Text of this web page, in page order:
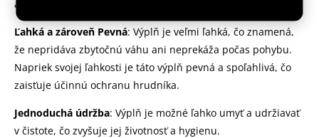
aktivitách.
Ľahká a zároveň Pevná: Výplň je veľmi ľahká, čo znamená,
že nepridáva zbytočnú váhu ani neprekáža počas pohybu.
Napriek svojej ľahkosti je táto výplň pevná a spoľahlivá, čo
zaisťuje účinnú ochranu hrudníka.
Jednoduchá údržba: Výplň je možné ľahko umyť a udržiavať
v čistote, čo zvyšuje jej životnosť a hygienu.